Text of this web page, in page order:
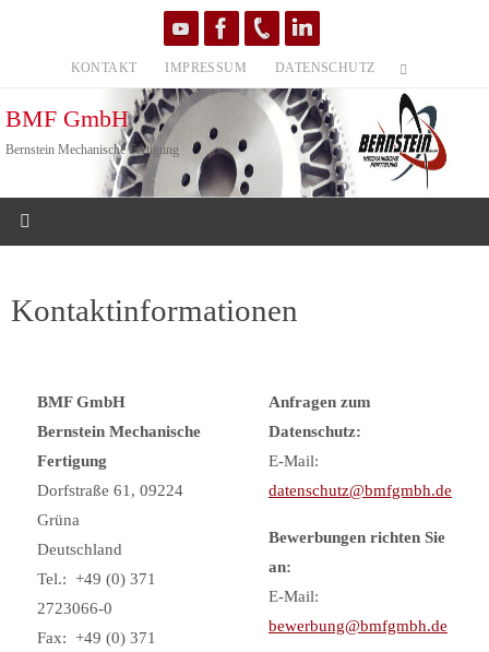
KONTAKT IMPRESSUM DATENSCHUTZ
BMF GmbH
Bernstein Mechanische Fertigung
Kontaktinformationen
BMF GmbH
Bernstein Mechanische
Fertigung
Dorfstraße 61, 09224
Grüna
Deutschland
Tel.: +49 (0) 371
2723066-0
Fax: +49 (0) 371
Anfragen zum
Datenschutz:
E-Mail:
datenschutz@bmfgmbh.de
Bewerbungen richten Sie
an:
E-Mail:
bewerbung@bmfgmbh.de